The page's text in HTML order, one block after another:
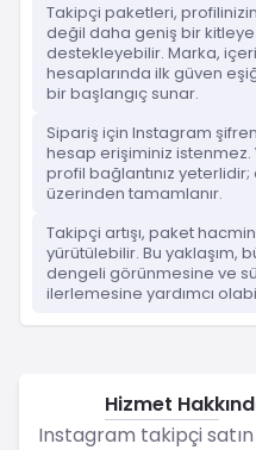
Takipçi paketleri,
değil daha geniş bir
destekleyebilir. Marka,
hesaplarında ilk güven
bir başlangıç sunar.
Sipariş için Instagram
hesap erişiminiz istenmez.
profil bağlantınız
üzerinden tamamlanır.
Takipçi artışı, paket
yürütülebilir. Bu yaklaşım,
dengeli görünmesine ve
ilerlemesine yardımcı
Hizmet
Instagram takipçi satın